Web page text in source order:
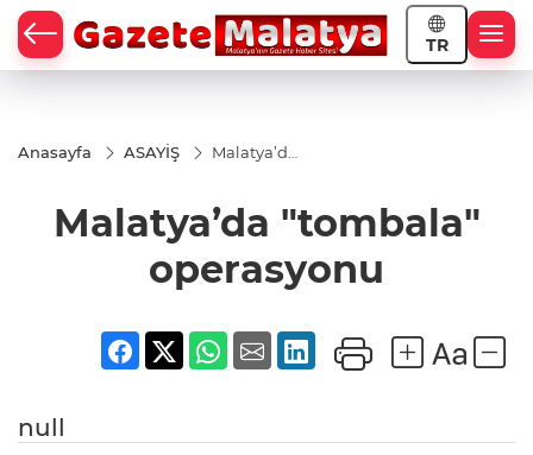
TR
Anasayfa ASAYİŞ
Malatya’da
Malatya’da "tombala"
operasyonu
null